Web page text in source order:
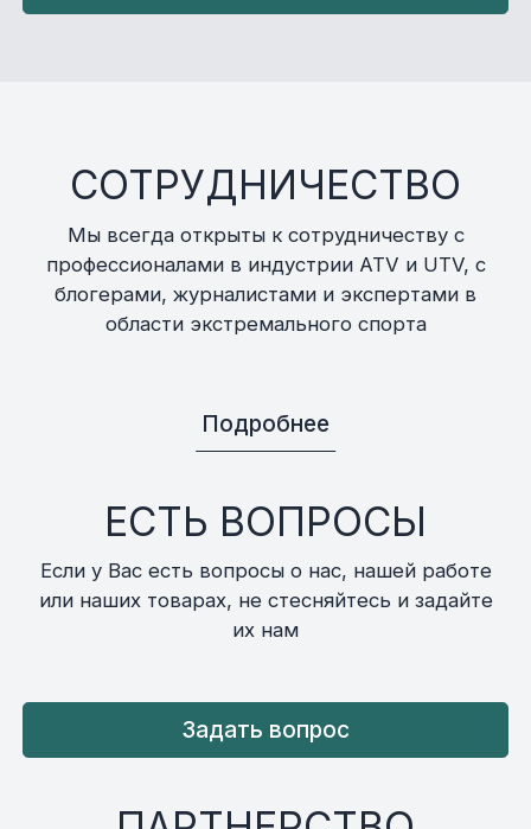
СОТРУДНИЧЕСТВО
Мы всегда открыты к сотрудничеству с
профессионалами в индустрии ATV и UTV, с
блогерами, журналистами и экспертами в
области экстремального спорта
Подробнее
ЕСТЬ ВОПРОСЫ
Если у Вас есть вопросы о нас, нашей работе
или наших товарах, не стесняйтесь и задайте
их нам
Задать вопрос